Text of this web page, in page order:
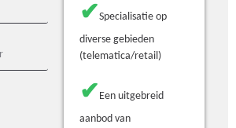
✔Specialisatie op
diverse gebieden
(telematica/retail)
✔ Een uitgebreid
aanbod van